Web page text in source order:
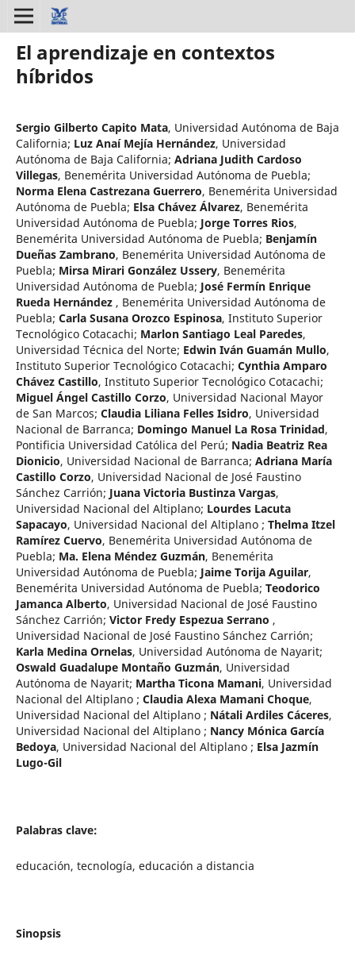
El aprendizaje en contextos
híbridos
Sergio Gilberto Capito Mata, Universidad Autónoma de Baja
California; Luz Anaí Mejía Hernández, Universidad
Autónoma de Baja California; Adriana Judith Cardoso
Villegas, Benemérita Universidad Autónoma de Puebla;
Norma Elena Castrezana Guerrero, Benemérita Universidad
Autónoma de Puebla; Elsa Chávez Álvarez, Benemérita
Universidad Autónoma de Puebla; Jorge Torres Rios,
Benemérita Universidad Autónoma de Puebla; Benjamín
Dueñas Zambrano, Benemérita Universidad Autónoma de
Puebla; Mirsa Mirari González Ussery, Benemérita
Universidad Autónoma de Puebla; José Fermín Enrique
Rueda Hernández , Benemérita Universidad Autónoma de
Puebla; Carla Susana Orozco Espinosa, Instituto Superior
Tecnológico Cotacachi; Marlon Santiago Leal Paredes,
Universidad Técnica del Norte; Edwin Iván Guamán Mullo,
Instituto Superior Tecnológico Cotacachi; Cynthia Amparo
Chávez Castillo, Instituto Superior Tecnológico Cotacachi;
Miguel Ángel Castillo Corzo, Universidad Nacional Mayor
de San Marcos; Claudia Liliana Felles Isidro, Universidad
Nacional de Barranca; Domingo Manuel La Rosa Trinidad,
Pontificia Universidad Católica del Perú; Nadia Beatriz Rea
Dionicio, Universidad Nacional de Barranca; Adriana María
Castillo Corzo, Universidad Nacional de José Faustino
Sánchez Carrión; Juana Victoria Bustinza Vargas,
Universidad Nacional del Altiplano; Lourdes Lacuta
Sapacayo, Universidad Nacional del Altiplano ; Thelma Itzel
Ramírez Cuervo, Benemérita Universidad Autónoma de
Puebla; Ma. Elena Méndez Guzmán, Benemérita
Universidad Autónoma de Puebla; Jaime Torija Aguilar,
Benemérita Universidad Autónoma de Puebla; Teodorico
Jamanca Alberto, Universidad Nacional de José Faustino
Sánchez Carrión; Victor Fredy Espezua Serrano ,
Universidad Nacional de José Faustino Sánchez Carrión;
Karla Medina Ornelas, Universidad Autónoma de Nayarit;
Oswald Guadalupe Montaño Guzmán, Universidad
Autónoma de Nayarit; Martha Ticona Mamani, Universidad
Nacional del Altiplano ; Claudia Alexa Mamani Choque,
Universidad Nacional del Altiplano ; Nátali Ardiles Cáceres,
Universidad Nacional del Altiplano ; Nancy Mónica García
Bedoya, Universidad Nacional del Altiplano ; Elsa Jazmín
Lugo-Gil
Palabras clave:
educación, tecnología, educación a distancia
Sinopsis